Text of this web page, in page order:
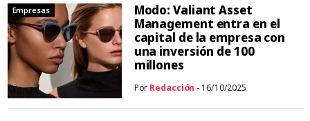
Empresas
Modo: Valiant Asset
Management entra en el
capital de la empresa con
una inversión de 100
millones
Por Redacción - 16/10/2025